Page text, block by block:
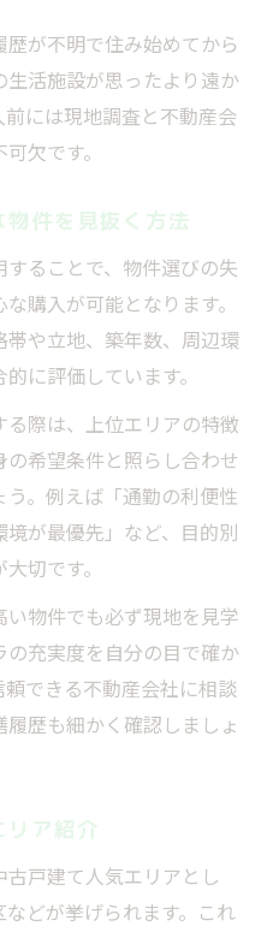
が不明で住み始めてから
活施設が思ったより遠か
には現地調査と不動産会
欠です。
件を見抜く方法
ることで、物件選びの失
購入が可能となります。
や立地、築年数、周辺環
に評価しています。
際は、上位エリアの特徴
希望条件と照らし合わせ
。例えば「通勤の利便性
が最優先」など、目的別
切です。
物件でも必ず現地を見学
の充実度を自分の目で確か
できる不動産会社に相談
歴も細かく確認しましょ
ア紹介
戸建て人気エリアとし
どが挙げられます。これ